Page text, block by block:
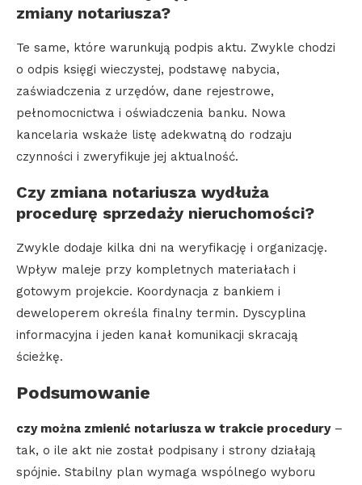
zmiany notariusza?
Te same, które warunkują podpis aktu. Zwykle chodzi
o odpis księgi wieczystej, podstawę nabycia,
zaświadczenia z urzędów, dane rejestrowe,
pełnomocnictwa i oświadczenia banku. Nowa
kancelaria wskaże listę adekwatną do rodzaju
czynności i zweryfikuje jej aktualność.
Czy zmiana notariusza wydłuża
procedurę sprzedaży nieruchomości?
Zwykle dodaje kilka dni na weryfikację i organizację.
Wpływ maleje przy kompletnych materiałach i
gotowym projekcie. Koordynacja z bankiem i
deweloperem określa finalny termin. Dyscyplina
informacyjna i jeden kanał komunikacji skracają
ścieżkę.
Podsumowanie
czy można zmienić notariusza w trakcie procedury–
tak, o ile akt nie został podpisany i strony działają
spójnie. Stabilny plan wymaga wspólnego wyboru